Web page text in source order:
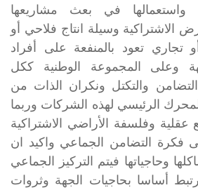
واستعمالها في بعث مشاريعها
الاشتراكية وسيلة انتاج فلاحي أو
تعود بالمنفعة على أفراد
وعلى المجموعة الوطنية ككل
والتكتل ونكران الذات من
الرئيسي لهذه الشركات وربما
عقلية وفلسفة الأراضي الاشتراكية
فكرة التضامن الجماعي واكيد ان
وحاجياتها فيتم التركيز الجماعي
أساسا بحاجيات الجهة وثروات